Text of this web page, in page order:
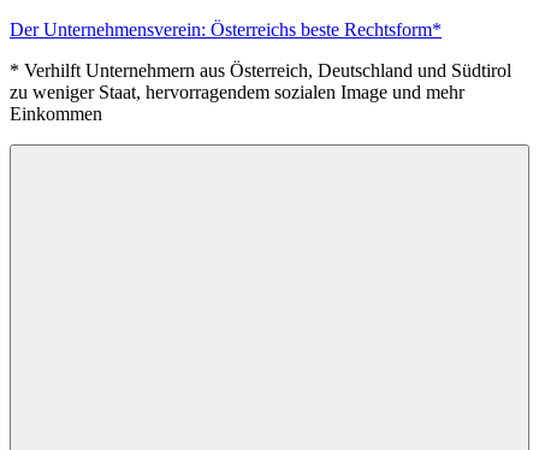
Zum
springen
Der Unternehmensverein: Österreichs beste Rechtsform*
* Verhilft Unternehmern aus Österreich, Deutschland und Südtirol
zu weniger Staat, hervorragendem sozialen Image und mehr
Einkommen